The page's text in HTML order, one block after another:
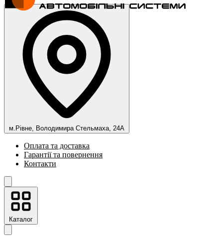
м.Рівне, Володимира Стельмаха, 24А
Оплата та доставка
Гарантії та повернення
Контакти
Каталог